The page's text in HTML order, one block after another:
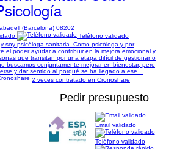
(Barcelona) 08202
Teléfono validado
soy psicóloga sanitaria. Como psicóloga y por
el poder ayudar a contribuir en la mejora emocional y
que transitan por una etapa difícil de gestionar o
buscamos conjuntamente mejorar en bienestar, pero
y dar sentido al porqué se ha llegado a ese...
2 veces contratado en Cronoshare
Pedir presupuesto
Email validado
Teléfono validado